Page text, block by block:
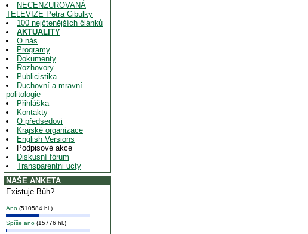
NECENZUROVANÁ
TELEVIZE Petra Cibulky
100 nejčtenějších článků
AKTUALITY
O nás
Programy
Dokumenty
Rozhovory
Publicistika
Duchovní a mravní
politologie
Přihláška
Kontakty
O předsedovi
Krajské organizace
English Versions
Podpisové akce
Diskusní fórum
Transparentni ucty
NAŠE ANKETA
Existuje Bůh?
Ano (510584 hl.)
Spíše ano (15776 hl.)